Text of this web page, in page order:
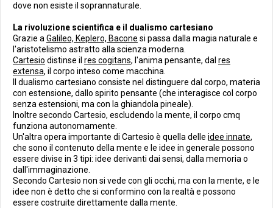
dove non esiste il soprannaturale.
La rivoluzione scientifica e il dualismo cartesiano
Grazie a Galileo, Keplero, Bacone si passa dalla magia naturale e
l'aristotelismo astratto alla scienza moderna.
Cartesio distinse il res cogitans, l'anima pensante, dal res
extensa, il corpo inteso come macchina.
Il dualismo cartesiano consiste nel distinguere dal corpo, materia
con estensione, dallo spirito pensante (che interagisce col corpo
senza estensioni, ma con la ghiandola pineale).
Inoltre secondo Cartesio, escludendo la mente, il corpo cmq
funziona autonomamente.
Un'altra opera importante di Cartesio è quella delle idee innate,
che sono il contenuto della mente e le idee in generale possono
essere divise in 3 tipi: idee derivanti dai sensi, dalla memoria o
dall'immaginazione.
Secondo Cartesio non si vede con gli occhi, ma con la mente, e le
idee non è detto che si conformino con la realtà e possono
essere costruite direttamente dalla mente.